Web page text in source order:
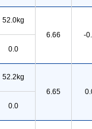
52.0kg
6.66
-
0.0
52.2kg
6.65
0.0